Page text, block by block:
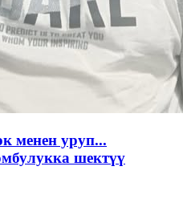
менен уруп...
шектүү